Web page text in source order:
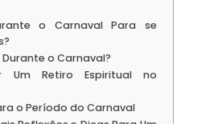
o Carnaval Para se
o Carnaval?
Um Retiro Espiritual no
o Período do Carnaval